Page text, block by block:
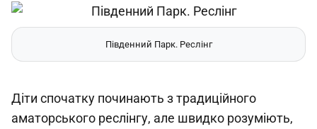
Південний Парк. Реслінг
Діти спочатку починають з традиційного
аматорського реслінгу, але швидко розуміють,